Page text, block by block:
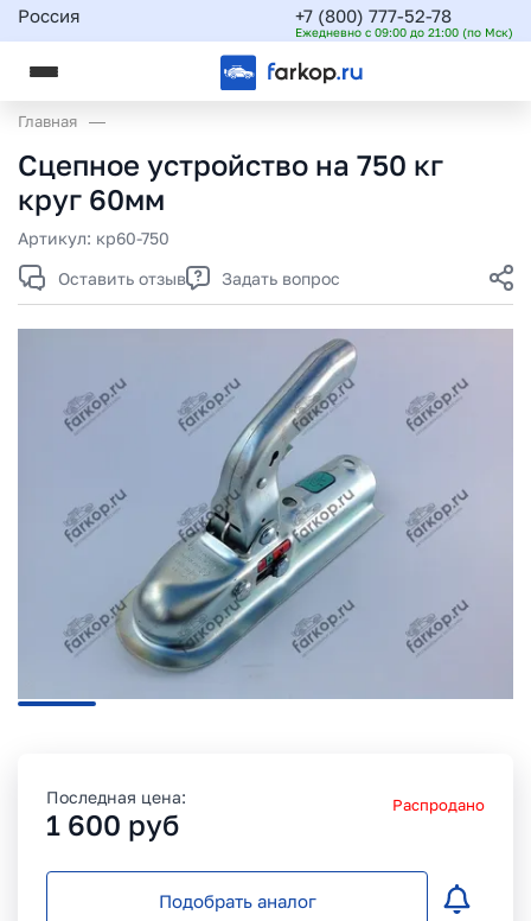
Россия +7 (800) 777-52-78
Ежедневно с 09:00 до 21:00 (по Мск)
Главная
Сцепное устройство на 750 кг
круг 60мм
Артикул: кр60-750
Оставить отзыв
Задать вопрос
Последная цена:
1 600 руб
Распродано
Подобрать аналог